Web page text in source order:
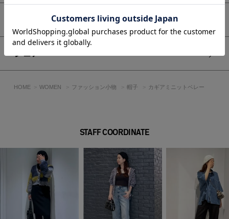
り、実物と色味が異なる場合がございます。
※着用、お取り扱いの際は、アテンションタグをご確認くださ
い。
アイテムサイズ
シェア
HOME WOMEN ファッション小物 帽子 カギアミニットベレー
STAFF COORDINATE